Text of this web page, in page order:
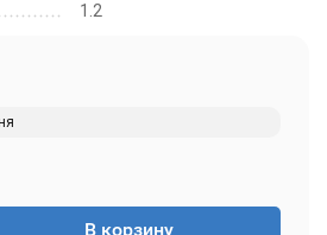
1.2
В корзину